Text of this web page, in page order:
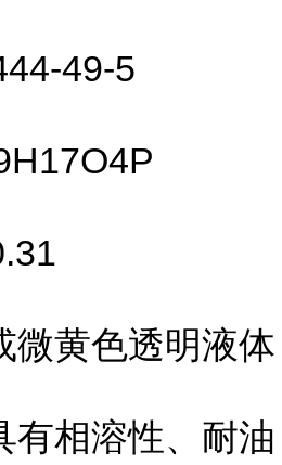
49-5
微黄色透明液体
有相溶性、耐油